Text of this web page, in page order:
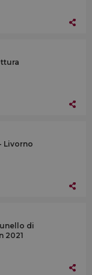
Livorno
di
2021